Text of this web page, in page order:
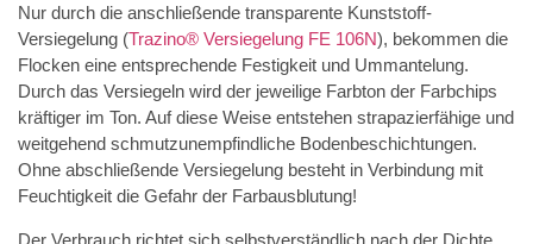
Nur durch die anschließende transparente Kunststoff-
Versiegelung (Trazino® Versiegelung FE 106N), bekommen die
Flocken eine entsprechende Festigkeit und Ummantelung.
Durch das Versiegeln wird der jeweilige Farbton der Farbchips
kräftiger im Ton. Auf diese Weise entstehen strapazierfähige und
weitgehend schmutzunempfindliche Bodenbeschichtungen.
Ohne abschließende Versiegelung besteht in Verbindung mit
Feuchtigkeit die Gefahr der Farbausblutung!
Der Verbrauch richtet sich selbstverständlich nach der Dichte